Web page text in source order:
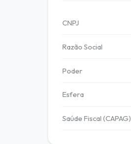
CNPJ
Razão Social
Poder
Esfera
Saúde Fiscal (CAPAG)